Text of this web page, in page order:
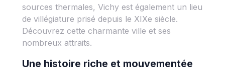
sources thermales, Vichy est également un lieu
de villégiature prisé depuis le XIXe siècle.
Découvrez cette charmante ville et ses
nombreux attraits.
Une histoire riche et mouvementée